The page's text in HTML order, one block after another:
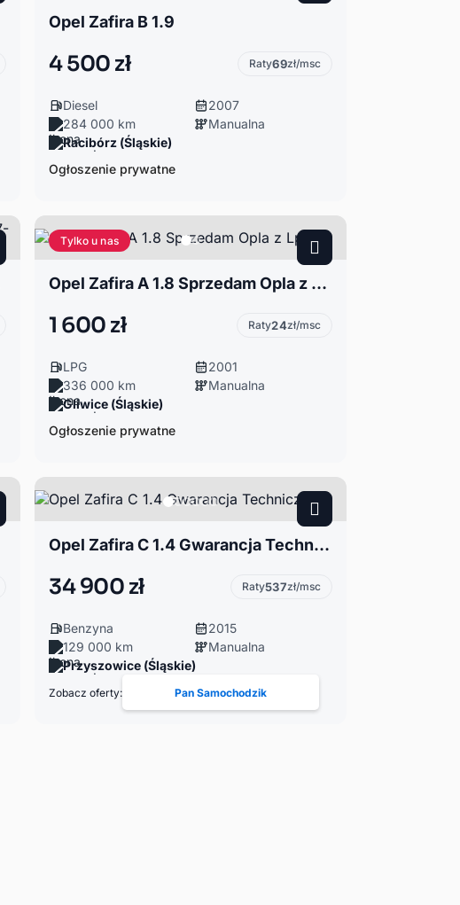
Opel Zafira B 1.9
4 500 zł Raty69zł/msc
Diesel
2007
284 000 km
Manualna
Racibórz (Śląskie)
Ogłoszenie prywatne
Tylko u nas
Opel Zafira A 1.8 Sprzedam Opla z Lpg
1 600 zł Raty24zł/msc
LPG
2001
336 000 km
Manualna
Gliwice (Śląskie)
Ogłoszenie prywatne
Opel Zafira C 1.4 Gwarancja Techniczna
34 900 zł Raty537zł/msc
Benzyna
2015
129 000 km
Manualna
Przyszowice (Śląskie)
Zobacz oferty: Pan Samochodzik